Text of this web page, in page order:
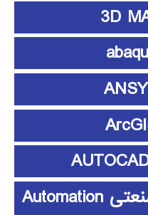
آموزش اتوماسیون صنعتی Automation